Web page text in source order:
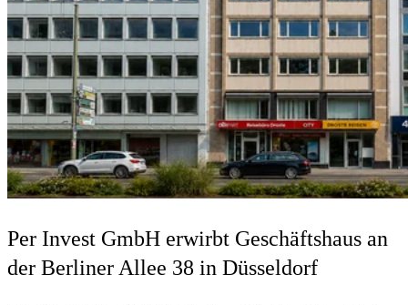
Per Invest GmbH erwirbt Geschäftshaus an
der Berliner Allee 38 in Düsseldorf